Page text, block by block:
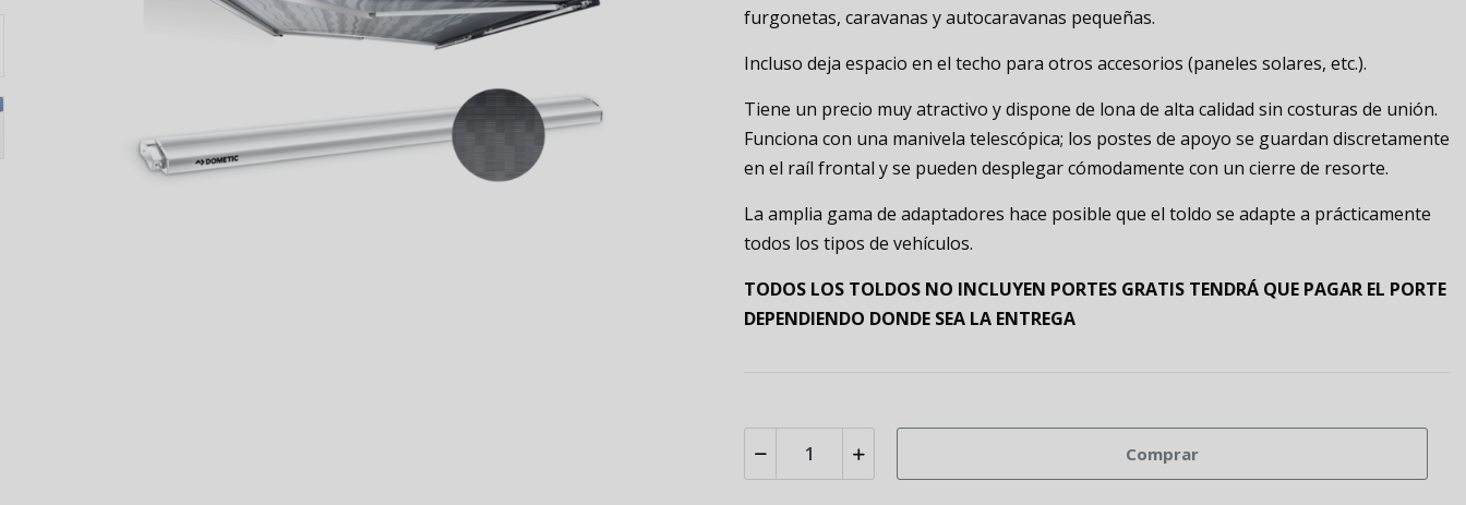
furgonetas, caravanas y autocaravanas pequeñas.
Incluso deja espacio en el techo para otros accesorios (paneles solares, etc.).
Tiene un precio muy atractivo y dispone de lona de alta calidad sin costuras de unión.
Funciona con una manivela telescópica; los postes de apoyo se guardan discretamente
en el raíl frontal y se pueden desplegar cómodamente con un cierre de resorte.
La amplia gama de adaptadores hace posible que el toldo se adapte a prácticamente
todos los tipos de vehículos.
TODOS LOS TOLDOS NO INCLUYEN PORTES GRATIS TENDRÁ QUE PAGAR EL PORTE
DEPENDIENDO DONDE SEA LA ENTREGA
Comprar